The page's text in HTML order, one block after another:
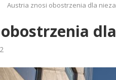
Austria znosi obostrzenia dla